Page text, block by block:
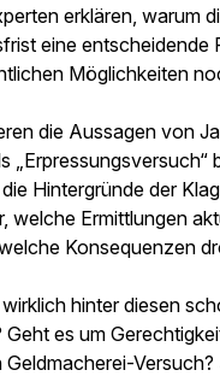
erklären, warum
eine entscheidende
Möglichkeiten
die Aussagen von
„Erpressungsversuch“
Hintergründe der
welche Ermittlungen
Konsequenzen
hinter diesen
es um
Geldmacherei-